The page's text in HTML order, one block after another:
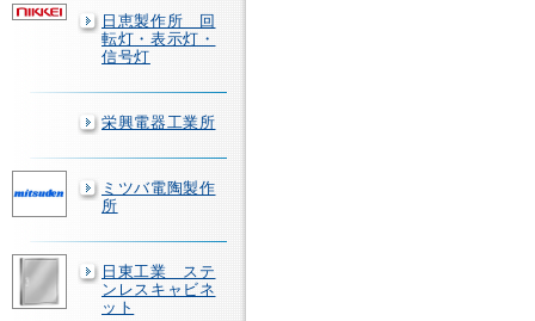
日恵製作所 回
転灯・表示灯・
信号灯
栄興電器工業所
ミツバ電陶製作
所
日東工業 ステ
ンレスキャビネ
ット